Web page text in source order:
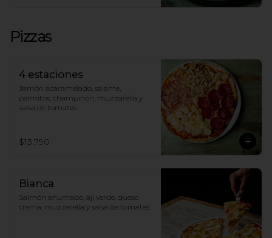
Pizzas
4 estaciones
Jamón acaramelado, salame,
palmitos, champiñón, muzzarella y
salsa de tomates.
$13.790
Bianca
Salmón ahumado, ají verde, queso
crema, muzzarella y salsa de tomates.